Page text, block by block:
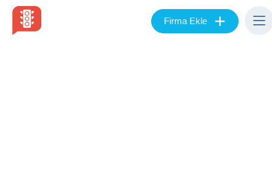
Firma Ekle +